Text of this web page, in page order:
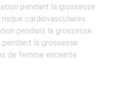
pendant la grossesse
cardiovasculaires
pendant la grossesse
la grossesse
de femme enceinte